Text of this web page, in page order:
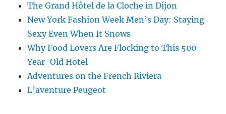
The Grand Hôtel de la Cloche in Dijon
New York Fashion Week Men’s Day: Staying
Sexy Even When It Snows
Why Food Lovers Are Flocking to This 500-
Year-Old Hotel
Adventures on the French Riviera
L’aventure Peugeot